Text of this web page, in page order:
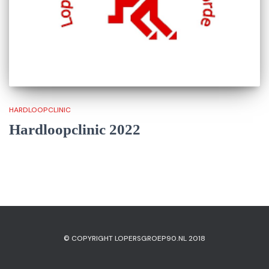
HARDLOOPCLINIC
Hardloopclinic 2022
© COPYRIGHT LOPERSGROEP90.NL 2018